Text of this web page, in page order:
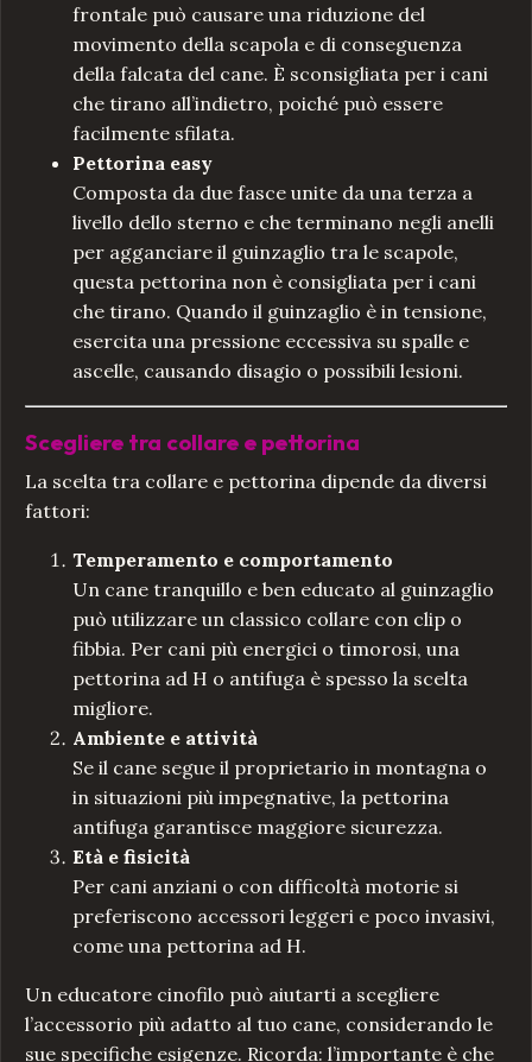
frontale può causare una riduzione del
movimento della scapola e di conseguenza
della falcata del cane. È sconsigliata per i cani
che tirano all’indietro, poiché può essere
facilmente sfilata.
Pettorina easy
Composta da due fasce unite da una terza a
livello dello sterno e che terminano negli anelli
per agganciare il guinzaglio tra le scapole,
questa pettorina non è consigliata per i cani
che tirano. Quando il guinzaglio è in tensione,
esercita una pressione eccessiva su spalle e
ascelle, causando disagio o possibili lesioni.
Scegliere tra collare e pettorina
La scelta tra collare e pettorina dipende da diversi
fattori:
Temperamento e comportamento
Un cane tranquillo e ben educato al guinzaglio
può utilizzare un classico collare con clip o
fibbia. Per cani più energici o timorosi, una
pettorina ad H o antifuga è spesso la scelta
migliore.
Ambiente e attività
Se il cane segue il proprietario in montagna o
in situazioni più impegnative, la pettorina
antifuga garantisce maggiore sicurezza.
Età e fisicità
Per cani anziani o con difficoltà motorie si
preferiscono accessori leggeri e poco invasivi,
come una pettorina ad H.
Un educatore cinofilo può aiutarti a scegliere
l’accessorio più adatto al tuo cane, considerando le
sue specifiche esigenze. Ricorda: l’importante è che